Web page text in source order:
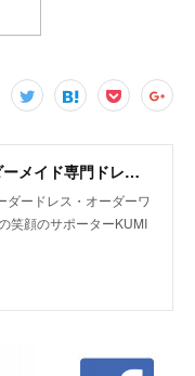
名古屋 豊橋のオーダーメイド専門ドレスデザイナー KUMI OHARA
ードレス・オーダーワ
笑顔のサポーターKUMI